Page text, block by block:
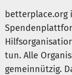
betterplace.org
tun. Alle
gemeinnützig.